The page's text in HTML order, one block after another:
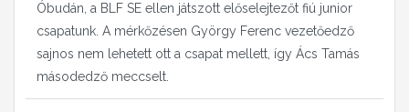
Óbudán, a BLF SE ellen játszott előselejtezőt fiú junior
csapatunk. A mérkőzésen György Ferenc vezetőedző
sajnos nem lehetett ott a csapat mellett, így Ács Tamás
másodedző meccselt.